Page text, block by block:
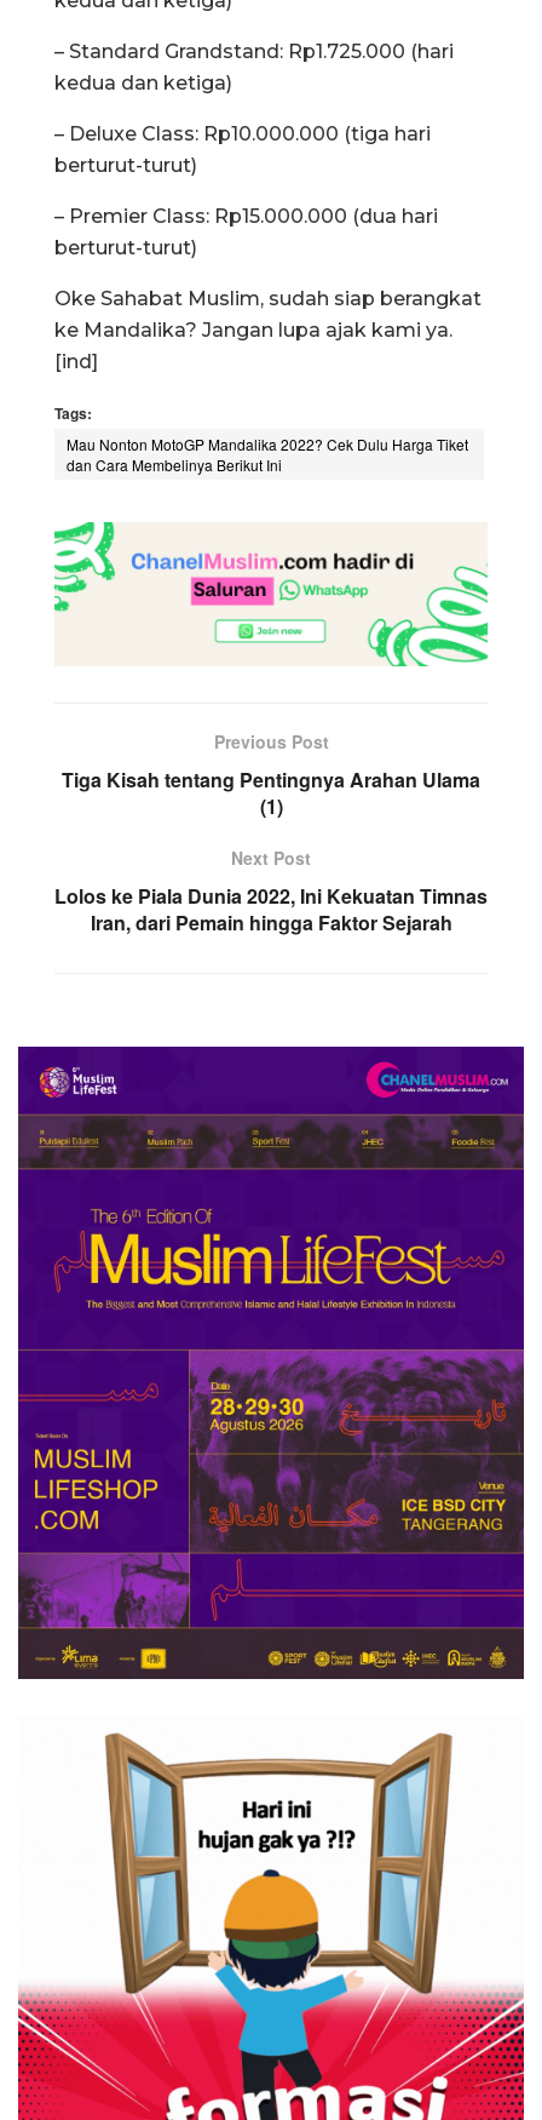
– Standard Grandstand: Rp1.725.000 (hari
kedua dan ketiga)
– Deluxe Class: Rp10.000.000 (tiga hari
berturut-turut)
– Premier Class: Rp15.000.000 (dua hari
berturut-turut)
Oke Sahabat Muslim, sudah siap berangkat
ke Mandalika? Jangan lupa ajak kami ya.
[ind]
Tags:
Mau Nonton MotoGP Mandalika 2022? Cek Dulu Harga Tiket
dan Cara Membelinya Berikut Ini
Previous Post
Tiga Kisah tentang Pentingnya Arahan Ulama
(1)
Next Post
Lolos ke Piala Dunia 2022, Ini Kekuatan Timnas
Iran, dari Pemain hingga Faktor Sejarah